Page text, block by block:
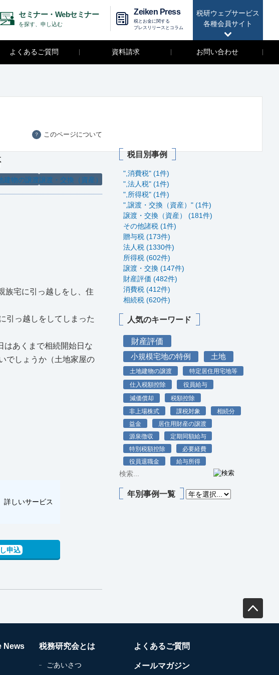
税研ウェブサービス
各種会員サイト
セミナー・Webセミナー
を探す、申し込む
Zeiken Press
税とお金に関する
プレスリリースとコラム
よくあるご質問 資料請求 お問い合わせ
？ このページについて
譲渡・交換（資産）
建物の譲渡
族宅に引っ越しをし、住
引っ越しをしてしまった
あくまで相続開始日な
でしょうか（土地家屋の
詳しいサービス
申込
税目別事例
",消費税" (1件)
",法人税" (1件)
",所得税" (1件)
",譲渡・交換（資産）" (1件)
譲渡・交換（資産） (181件)
その他諸税 (1件)
贈与税 (173件)
法人税 (1330件)
所得税 (602件)
譲渡・交換 (147件)
財産評価 (482件)
消費税 (412件)
相続税 (620件)
人気のキーワード
財産評価
小規模宅地の特例 土地
土地建物の譲渡
特定居住用宅地等
仕入税額控除
役員給与
減価償却
税額控除
非上場株式
課税対象
相続分
益金
居住用財産の譲渡
源泉徴収
定期同額給与
特別税額控除
必要経費
役員退職金
給与所得
年別事例一覧
News 税務研究会とは
ごあいさつ
よくあるご質問
メールマガジン